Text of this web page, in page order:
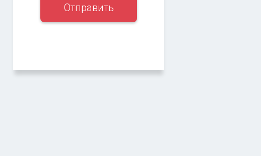
Отправить